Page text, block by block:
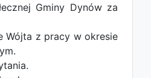
Gminy Dynów za
Wójta z pracy w okresie